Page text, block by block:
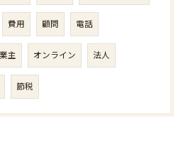
費用 顧問 電話
主 オンライン 法人
節税